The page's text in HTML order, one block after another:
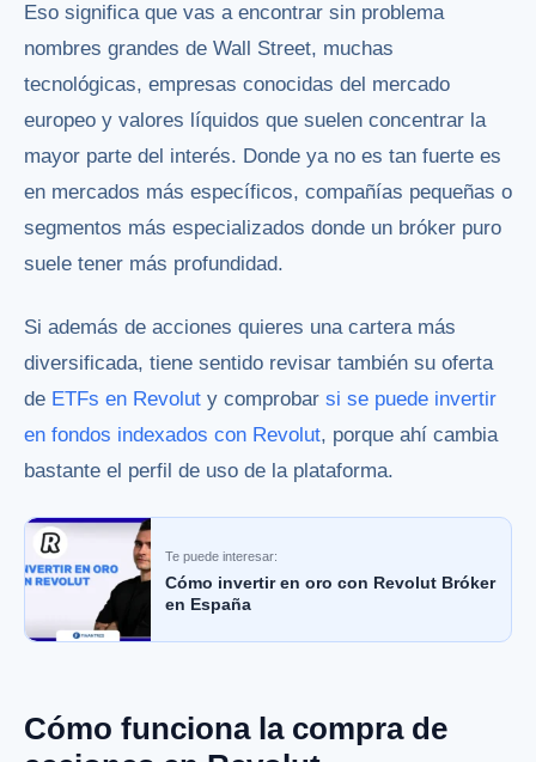
Eso significa que vas a encontrar sin problema
nombres grandes de Wall Street, muchas
tecnológicas, empresas conocidas del mercado
europeo y valores líquidos que suelen concentrar la
mayor parte del interés. Donde ya no es tan fuerte es
en mercados más específicos, compañías pequeñas o
segmentos más especializados donde un bróker puro
suele tener más profundidad.
Si además de acciones quieres una cartera más
diversificada, tiene sentido revisar también su oferta
de ETFs en Revolut y comprobar si se puede invertir
en fondos indexados con Revolut, porque ahí cambia
bastante el perfil de uso de la plataforma.
Te puede interesar:
Cómo invertir en oro con Revolut Bróker
en España
Cómo funciona la compra de